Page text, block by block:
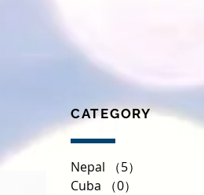
CATEGORY
Nepal （5）
Cuba
（0）